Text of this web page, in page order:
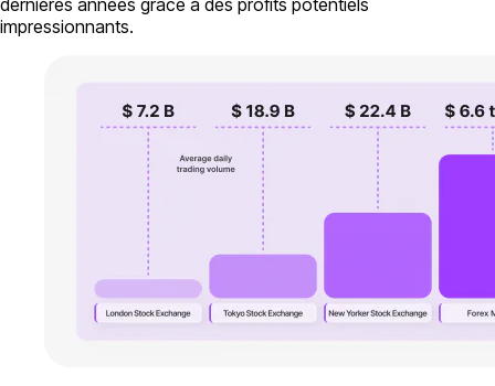
impressionnants.